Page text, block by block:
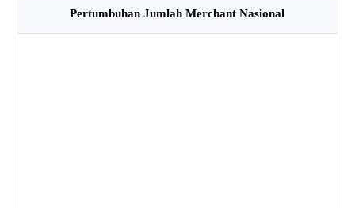
Pertumbuhan Jumlah Merchant Nasional